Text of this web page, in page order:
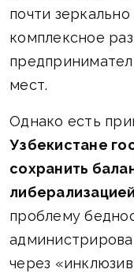
почти
комплексное
мест.
Однако есть
Узбекистане
сохранить
либерализацией
проблему
через